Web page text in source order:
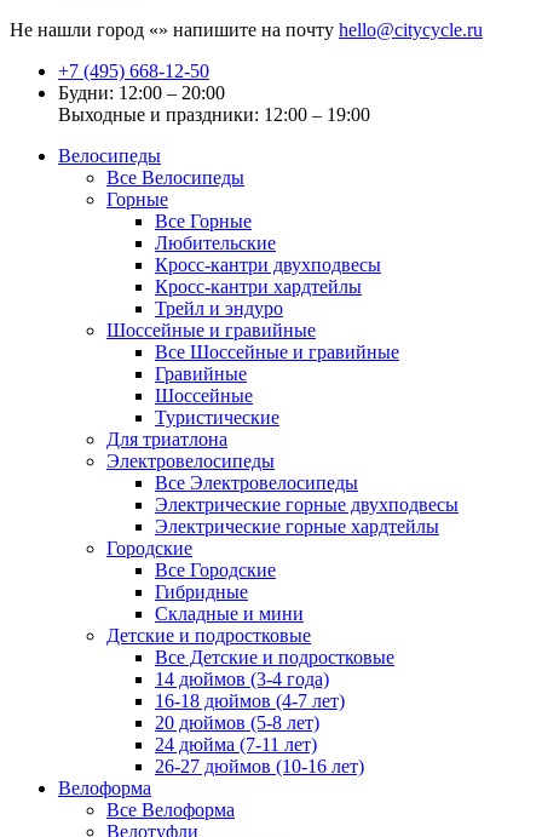
Не нашли город «» напишите на почту hello@citycycle.ru
+7 (495) 668-12-50
Будни: 12:00 – 20:00
Выходные и праздники: 12:00 – 19:00
Велосипеды
Все Велосипеды
Горные
Все Горные
Любительские
Кросс-кантри двухподвесы
Кросс-кантри хардтейлы
Трейл и эндуро
Шоссейные и гравийные
Все Шоссейные и гравийные
Гравийные
Шоссейные
Туристические
Для триатлона
Электровелосипеды
Все Электровелосипеды
Электрические горные двухподвесы
Электрические горные хардтейлы
Городские
Все Городские
Гибридные
Складные и мини
Детские и подростковые
Все Детские и подростковые
14 дюймов (3-4 года)
16-18 дюймов (4-7 лет)
20 дюймов (5-8 лет)
24 дюйма (7-11 лет)
26-27 дюймов (10-16 лет)
Велоформа
Все Велоформа
Велотуфли